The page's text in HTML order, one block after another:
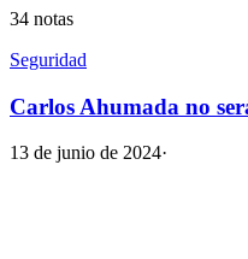
34 notas
Seguridad
Carlos Ahumada no
13 de junio de 2024·